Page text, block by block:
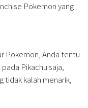
Pokemon yang
Pokemon, Anda tentu
Pikachu saja,
tidak kalah menarik,